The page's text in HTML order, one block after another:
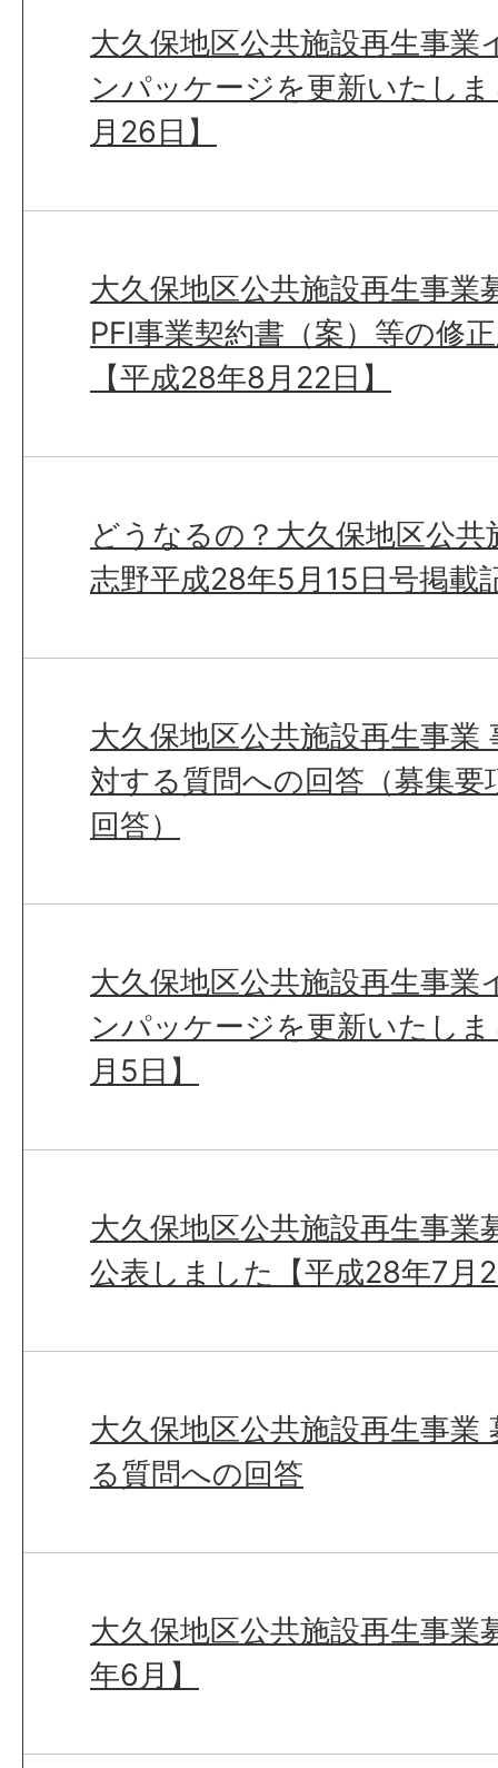
大久保地区公共施設再生事業
ンパッケージを更新いたし
月26日】
大久保地区公共施設再生事業
PFI事業契約書（案）等の修
【平成28年8月22日】
どうなるの？大久保地区公共
志野平成28年5月15日号掲載
大久保地区公共施設再生事業
対する質問への回答（募集要
回答）
大久保地区公共施設再生事業
ンパッケージを更新いたし
月5日】
大久保地区公共施設再生事業
公表しました【平成28年7月
大久保地区公共施設再生事業
る質問への回答
大久保地区公共施設再生事業
年6月】